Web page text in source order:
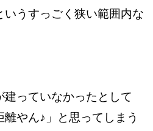
いうすっごく狭い範囲内な
っていなかったとして
やん♪」と思ってしまう